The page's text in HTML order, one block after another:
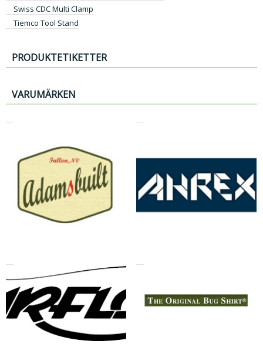
Swiss CDC Multi Clamp
Tiemco Tool Stand
PRODUKTETIKETTER
VARUMÄRKEN